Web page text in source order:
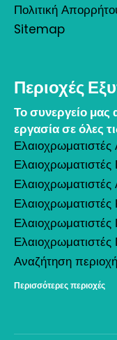
Πολιτική
Sitemap
Περιοχές
Το συνεργείο μας
εργασία σε όλες
Ελαιοχρωματιστές
Ελαιοχρωματιστές
Ελαιοχρωματιστές
Ελαιοχρωματιστές
Αναζήτηση
Περισσότερες περιοχές